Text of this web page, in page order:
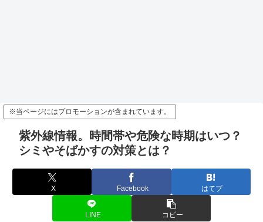
※当ページにはプロモーションが含まれています。
紫外線情報。時間帯や危険な時期はいつ？
シミやそばかすの対策とは？
X Facebook はてブ
LINE コピー